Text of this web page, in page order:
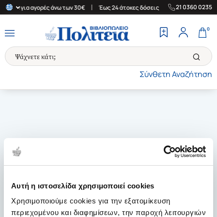
Αυτή η ιστοσελίδα χρησιμοποιεί cookies
Χρησιμοποιούμε cookies για την εξατομίκευση
περιεχομένου και διαφημίσεων, την παροχή λειτουργιών
για αγορές άνω των 30€ Έως 24 άτοκες δόσεις | Δωρεάν
21 0360 0235
Σύνθετη Αναζήτηση
0